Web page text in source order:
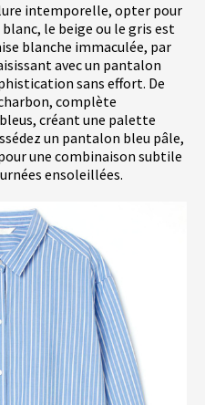
intemporelle, opter pour
le beige ou le gris est
blanche immaculée, par
avec un pantalon
sans effort. De
complète
créant une palette
un pantalon bleu pâle,
une combinaison subtile
ensoleillées.